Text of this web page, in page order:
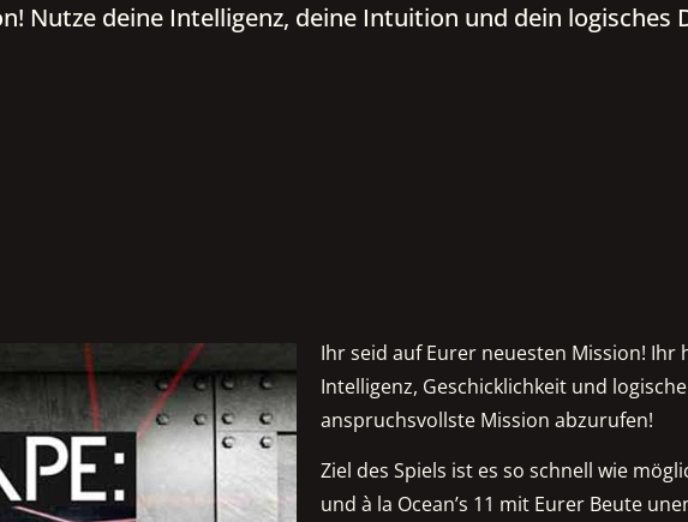
Nutze deine Intelligenz, deine Intuition und dein logisches
Ihr seid auf Eurer neuesten Mission! Ihr
Intelligenz, Geschicklichkeit und
anspruchsvollste Mission abzurufen!
Ziel des Spiels ist es so schnell wie
und à la Ocean’s 11 mit Eurer Beute